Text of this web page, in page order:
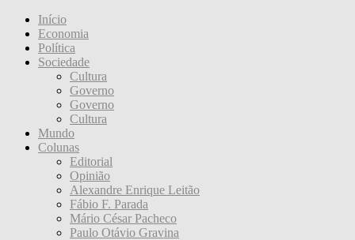
Início
Economia
Política
Sociedade
Cultura
Governo
Governo
Cultura
Mundo
Colunas
Editorial
Opinião
Alexandre Enrique Leitão
Fábio F. Parada
Mário César Pacheco
Paulo Otávio Gravina